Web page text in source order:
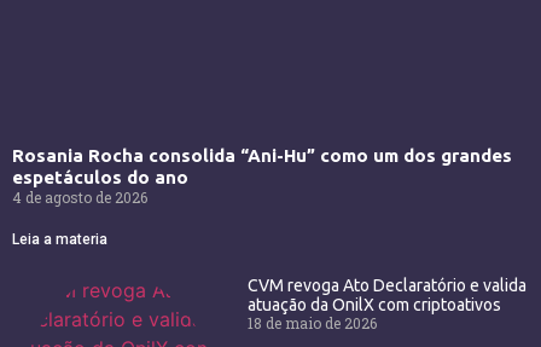
Rosania Rocha consolida “Ani-Hu” como um dos grandes
espetáculos do ano
4 de agosto de 2026
Leia a materia
CVM revoga Ato Declaratório e valida
atuação da OnilX com criptoativos
18 de maio de 2026